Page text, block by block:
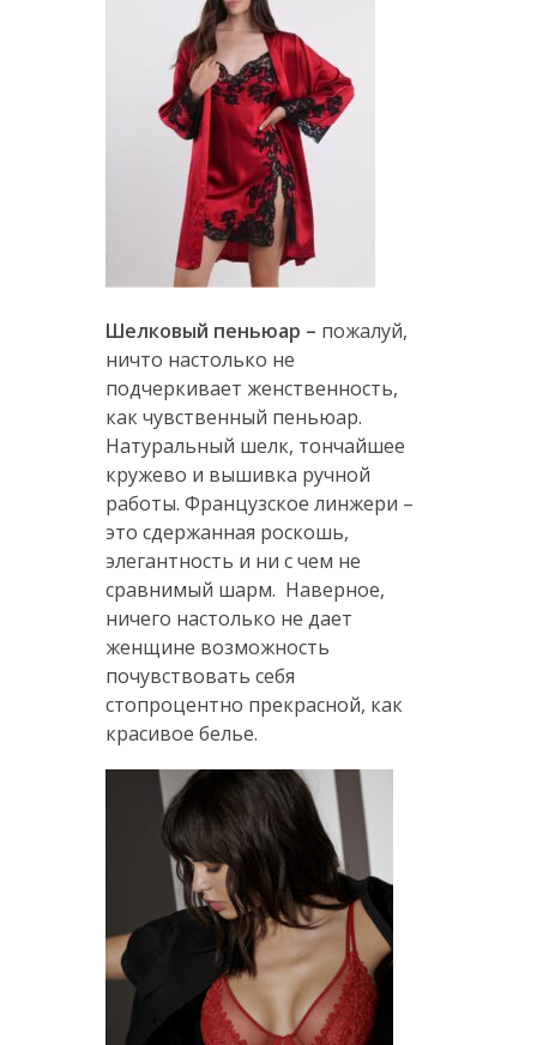
Шелковый пеньюар – пожалуй,
ничто настолько не
подчеркивает женственность,
как чувственный пеньюар.
Натуральный шелк, тончайшее
кружево и вышивка ручной
работы. Французское линжери –
это сдержанная роскошь,
элегантность и ни с чем не
сравнимый шарм. Наверное,
ничего настолько не дает
женщине возможность
почувствовать себя
стопроцентно прекрасной, как
красивое белье.